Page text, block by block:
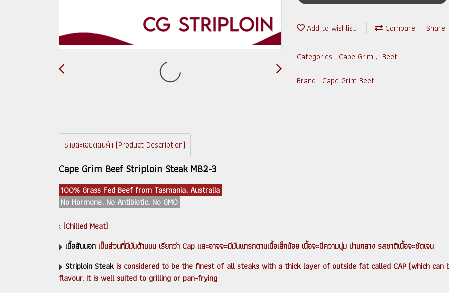
Add to wishlist Compare Share
Categories : Cape Grim , Beef
Brand : Cape Grim Beef
รายละเอียดสินค้า (Product Description)
Cape Grim Beef Striploin Steak MB2-3
100% Grass Fed Beef from Tasmania, Australia
No Hormone, No Antibiotic, No GMO
; [Chilled Meat]
เนื้อสันนอกเป็นส่วนที่มีมันด้านบน เรียกว่า Cap และอาจจะมีมันแทรกตามเนื้อเล็กน้อย เนื้อจะมีความนุ่ม ปานกลาง รสชาติเนื้อจะชัดเจน
Striploin Steakis considered to be the finest of all steaks with a thick layer of outside fat called CAP (which
flavour. It is well suited to grilling or pan-frying